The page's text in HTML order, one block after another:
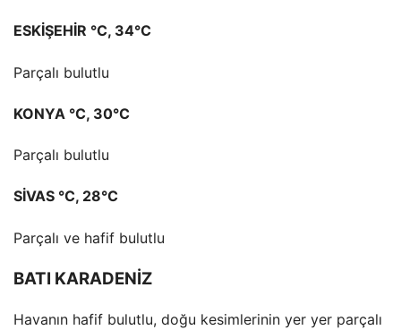
ESKİŞEHİR °C, 34°C
Parçalı bulutlu
KONYA °C, 30°C
Parçalı bulutlu
SİVAS °C, 28°C
Parçalı ve hafif bulutlu
BATI KARADENİZ
Havanın hafif bulutlu, doğu kesimlerinin yer yer parçalı